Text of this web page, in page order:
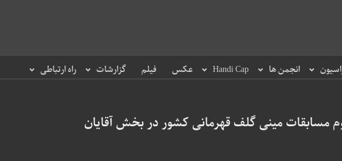
انجمن ها Handi Cap عکس فیلم گزارشات راه ارتباطی
مسابقات مینی گلف قهرمانی کشور در بخش آقایان